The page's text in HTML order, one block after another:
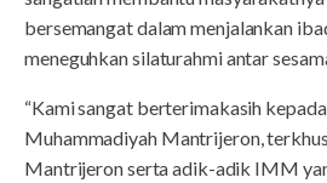
bersemangat dalam menjalankan
meneguhkan silaturahmi antar
“Kami sangat berterimakasih
Muhammadiyah Mantrijeron,
Mantrijeron serta adik-adik IMM